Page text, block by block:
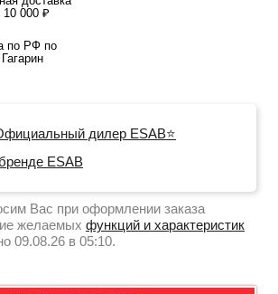
10 000 ₽
по РФ по
дилер ESAB⭐
ESAB
Вас при оформлении заказа
желаемых функций и характеристик
09.08.26 в 05:10.